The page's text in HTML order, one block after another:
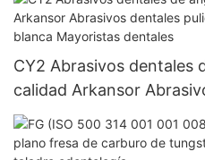
velocidad, relleno y
de pulido
CY2 Abrasivos dentales
calidad Arkansor
cerámica de piedra